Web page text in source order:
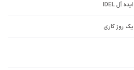
ایده آل IDEL
یک روز کاری